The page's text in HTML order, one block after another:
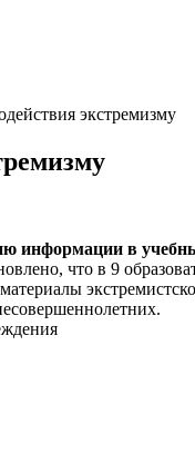
экстремизму
информации в
что в 9